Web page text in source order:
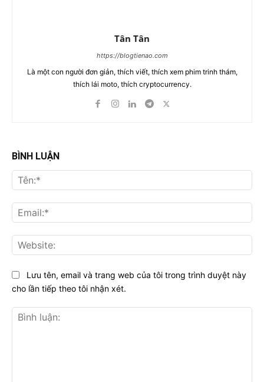
Tân Tân
https://blogtienao.com
Là một con người đơn giản, thích viết, thích xem phim trinh thám,
thích lái moto, thích cryptocurrency.
BÌNH LUẬN
Lưu tên, email và trang web của tôi trong trình duyệt này
cho lần tiếp theo tôi nhận xét.